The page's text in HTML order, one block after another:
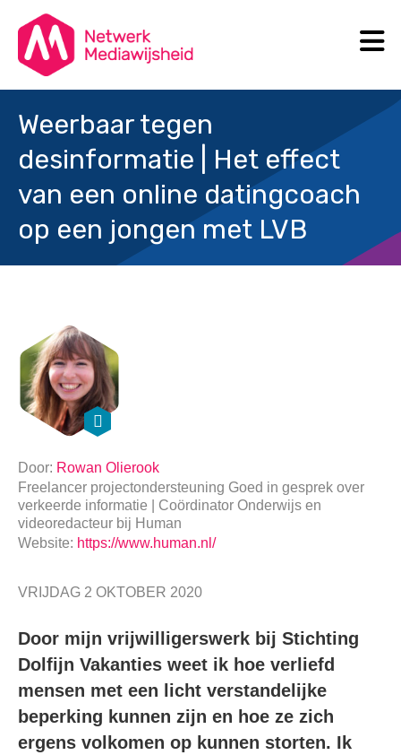
Weerbaar tegen
desinformatie | Het effect
van een online datingcoach
op een jongen met LVB
Door: Rowan Olierook
Freelancer projectondersteuning Goed in gesprek over
verkeerde informatie | Coördinator Onderwijs en
videoredacteur bij Human
Website: https://www.human.nl/
VRIJDAG 2 OKTOBER 2020
Door mijn vrijwilligerswerk bij Stichting
Dolfijn Vakanties weet ik hoe verliefd
mensen met een licht verstandelijke
beperking kunnen zijn en hoe ze zich
ergens volkomen op kunnen storten. Ik